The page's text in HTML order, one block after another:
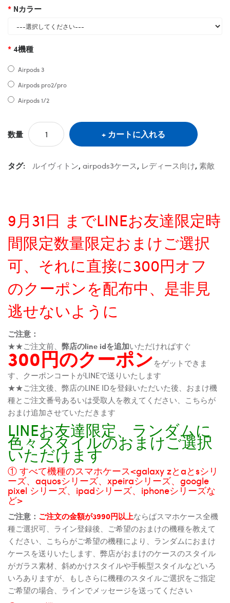
Nカラー
4機種
Airpods 3
Airpods pro2/pro
Airpods 1/2
数量 カートに入れる
タグ: ルイヴィトン, airpods3ケース, レディース向け, 素敵
9月31日 までLINEお友達限定時
間限定数量限定おまけご選択
可、それに直接に300円オフ
のクーポンを配布中、是非見
逃せないように
ご注意：
★★ご注文前、 弊店のline idを追加いただければすぐ
300円のクーポンをゲットできま
す、クーポンコートがLINEで送りいたします
★★ご注文後、弊店のLINE IDを登録いただいた後、おまけ機
種とご注文番号あるいは受取人を教えてください、こちらが
おまけ追加させていただきます
LINEお友達限定、ランダムに
色々スタイルのおまけご選択
いただけます
① すべて機種のスマホケース<galaxy zとaとsシリ
ーズ、aquosシリーズ、xpeiraシリーズ、google
pixel シリーズ、ipadシリーズ、iphoneシリーズな
ど>
ご注意： ご注文の金額が3990円以上ならばスマホケース全機
種ご選択可、ライン登録後、ご希望のおまけの機種を教えて
ください、こちらがご希望の機種により、ランダムにおまけ
ケースを送りいたします、弊店がおまけのケースのスタイル
がガラス素材、斜めかけスタイルや手帳型スタイルなどいろ
いろありますが、もしさらに機種のスタイルご選択をご指定
ご希望の場合、ラインでメッセージを送ってください